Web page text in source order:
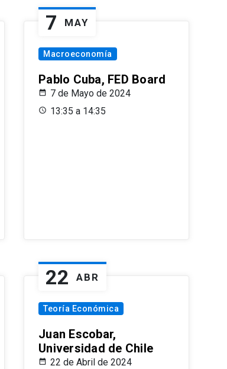
7 MAY
Macroeconomía
Pablo Cuba, FED Board
7 de Mayo de 2024
13:35 a 14:35
22 ABR
Teoría Económica
Juan Escobar,
Universidad de Chile
22 de Abril de 2024